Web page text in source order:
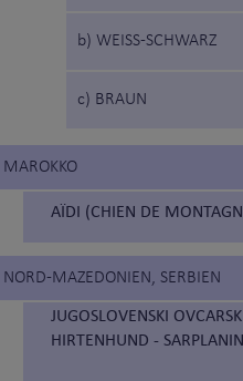
b) WEISS-SCHWARZ
c) BRAUN
MAROKKO
AÏDI (CHIEN DE
NORD-MAZEDONIEN, SERBIEN
JUGOSLOVENSKI
HIRTENHUND -